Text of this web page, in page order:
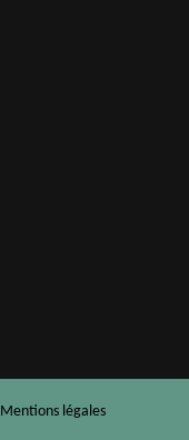
Mentions légales